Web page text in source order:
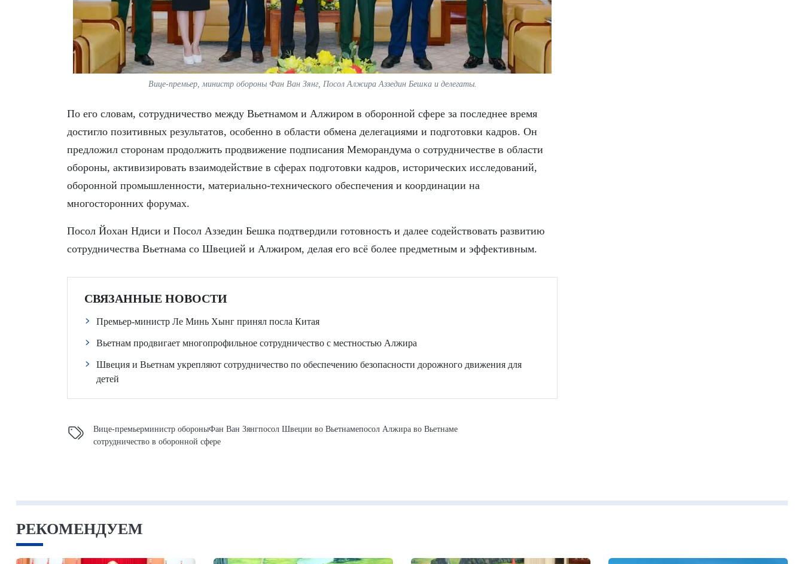
Вице-премьер, министр обороны Фан Ван Зянг, Посол Алжира Аззедин Бешка и делегаты.
По его словам, сотрудничество между Вьетнамом и Алжиром в оборонной сфере за последнее время
достигло позитивных результатов, особенно в области обмена делегациями и подготовки кадров. Он
предложил сторонам продолжить продвижение подписания Меморандума о сотрудничестве в области
обороны, активизировать взаимодействие в сферах подготовки кадров, исторических исследований,
оборонной промышленности, материально-технического обеспечения и координации на
многосторонних форумах.
Посол Йохан Ндиси и Посол Аззедин Бешка подтвердили готовность и далее содействовать развитию
сотрудничества Вьетнама со Швецией и Алжиром, делая его всё более предметным и эффективным.
СВЯЗАННЫЕ НОВОСТИ
Премьер-министр Ле Минь Хынг принял посла Китая
Вьетнам продвигает многопрофильное сотрудничество с местностью Алжира
Швеция и Вьетнам укрепляют сотрудничество по обеспечению безопасности дорожного движения для
детей
Вице-премьерминистр обороныФан Ван Зянгпосол Швеции во Вьетнамепосол Алжира во Вьетнаме
сотрудничество в оборонной сфере
РЕКОМЕНДУЕМ